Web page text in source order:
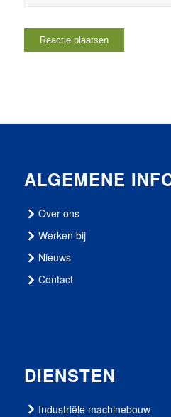
ALGEMENE
Over ons
Werken bij
Nieuws
Contact
DIENSTEN
Industriële machinebouw